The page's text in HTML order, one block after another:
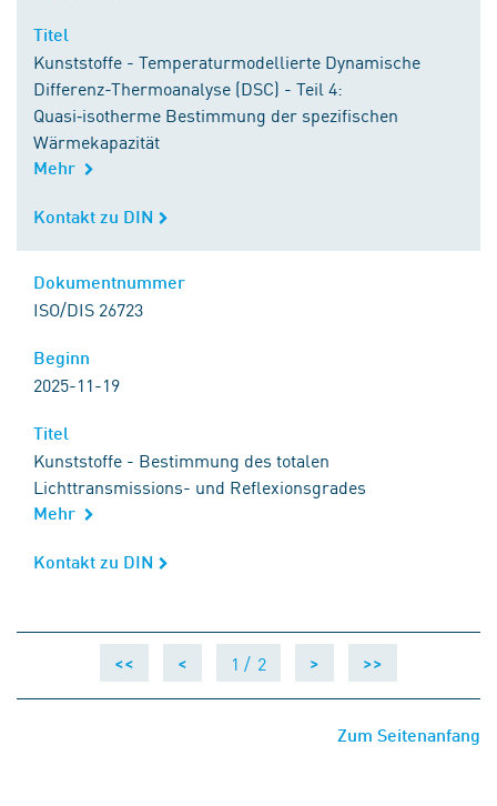
Titel
Kunststoffe - Temperaturmodellierte Dynamische
Differenz-Thermoanalyse (DSC) - Teil 4:
Quasi‑isotherme Bestimmung der spezifischen
Wärmekapazität
Mehr
Kontakt zu DIN
Kontakt zu DIN
Dokumentnummer
ISO/DIS 26723
Beginn
2025-11-19
Titel
Kunststoffe - Bestimmung des totalen
Lichttransmissions- und Reflexionsgrades
Mehr
Kontakt zu DIN
Kontakt zu DIN
<< < 1 / 2 > >>
Zum Seitenanfang